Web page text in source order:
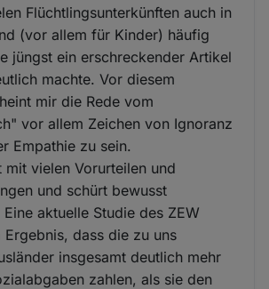
Flüchtlingsunterkünften auch in
(vor allem für Kinder) häufig
jüngst ein erschreckender Artikel
machte. Vor diesem
mir die Rede vom
vor allem Zeichen von Ignoranz
Empathie zu sein.
mit vielen Vorurteilen und
und schürt bewusst
Eine aktuelle Studie des ZEW
dass die zu uns
insgesamt deutlich mehr
zahlen, als sie den